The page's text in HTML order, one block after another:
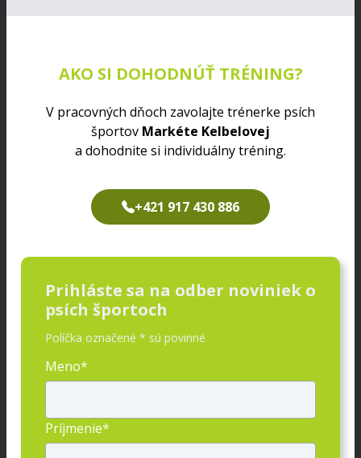
AKO SI DOHODNÚŤ TRÉNING?
V pracovných dňoch zavolajte trénerke psích
športov Markéte Kelbelovej
a dohodnite si individuálny tréning.
+421 917 430 886
Prihláste sa na odber noviniek o
psích športoch
Políčka označené * sú povinné
Meno*
Príjmenie*